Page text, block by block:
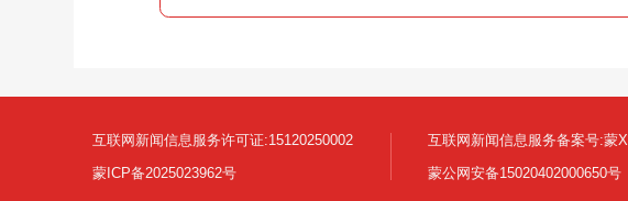
互联网新闻信息服务许可证:15120250002
蒙ICP备2025023962号
互联网新闻信息服务备案号:蒙
蒙公网安备15020402000650号